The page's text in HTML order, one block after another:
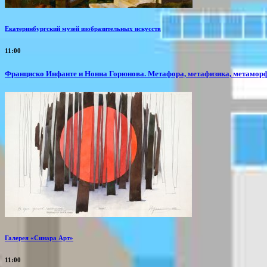
Екатеринбургский музей изобразительных искусств
11:00
Франциско Инфанте и Нонна Горюнова. Метафора, метафизика,
Галерея «Синара Арт»
11:00